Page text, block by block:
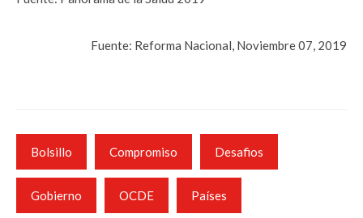
Fuente: Reforma Nacional, Noviembre 07, 2019
Bolsillo Compromiso Desafios
Gobierno OCDE Países